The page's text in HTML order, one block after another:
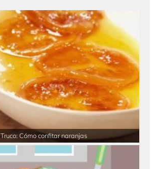
Truco: Cómo confitar naranjas